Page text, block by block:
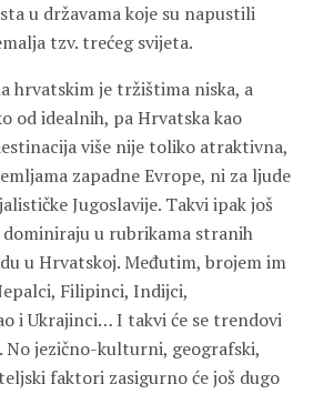
u državama koje su napustili
tzv. trećeg svijeta.
hrvatskim je tržištima niska, a
od idealnih, pa Hrvatska kao
više nije toliko atraktivna,
zapadne Evrope, ni za ljude
Jugoslavije. Takvi ipak još
u rubrikama stranih
u Hrvatskoj. Međutim, brojem im
Filipinci, Indijci,
i Ukrajinci… I takvi će se trendovi
No jezično-kulturni, geografski,
faktori zasigurno će još dugo